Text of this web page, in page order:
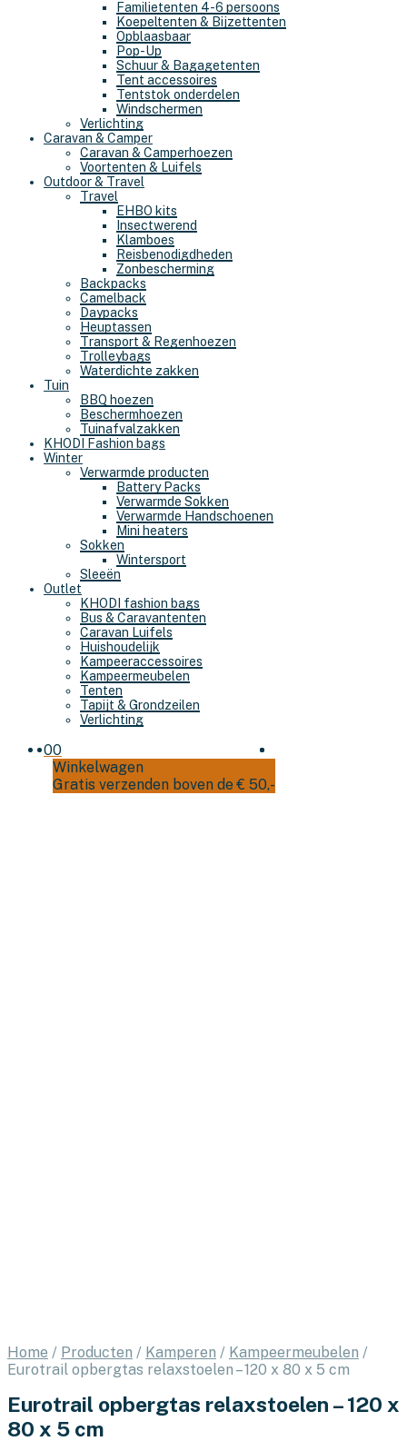
Familietenten 4-6 persoons
Koepeltenten & Bijzettenten
Opblaasbaar
Pop-Up
Schuur & Bagagetenten
Tent accessoires
Tentstok onderdelen
Windschermen
Verlichting
Caravan & Camper
Caravan & Camperhoezen
Voortenten & Luifels
Outdoor & Travel
Travel
EHBO kits
Insectwerend
Klamboes
Reisbenodigdheden
Zonbescherming
Backpacks
Camelback
Daypacks
Heuptassen
Transport & Regenhoezen
Trolleybags
Waterdichte zakken
Tuin
BBQ hoezen
Beschermhoezen
Tuinafvalzakken
KHODI Fashion bags
Winter
Verwarmde producten
Battery Packs
Verwarmde Sokken
Verwarmde Handschoenen
Mini heaters
Sokken
Wintersport
Sleeën
Outlet
KHODI fashion bags
Bus & Caravantenten
Caravan Luifels
Huishoudelijk
Kampeeraccessoires
Kampeermeubelen
Tenten
Tapijt & Grondzeilen
Verlichting
00
Winkelwagen
Gratis verzenden boven de € 50,-
Home / Producten / Kamperen / Kampeermeubelen /
Eurotrail opbergtas relaxstoelen – 120 x 80 x 5 cm
Eurotrail opbergtas relaxstoelen – 120 x
80 x 5 cm